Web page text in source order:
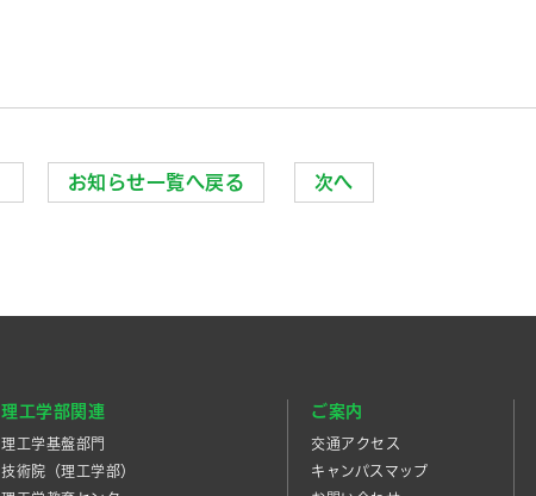
お知らせ一覧へ戻る 次へ
理工学部関連
理工学基盤部門
技術院（理工学部）
ご案内
交通アクセス
キャンパスマップ